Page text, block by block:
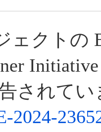
ェクトの
されてい
2024-